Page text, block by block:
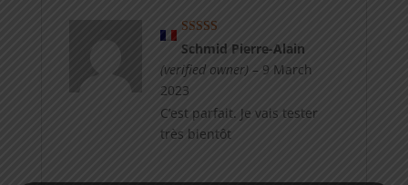
Rated5out
of 5
Schmid Pierre-Alain
(verified owner) – 9 March
2023
C’est parfait. Je vais tester
très bientôt